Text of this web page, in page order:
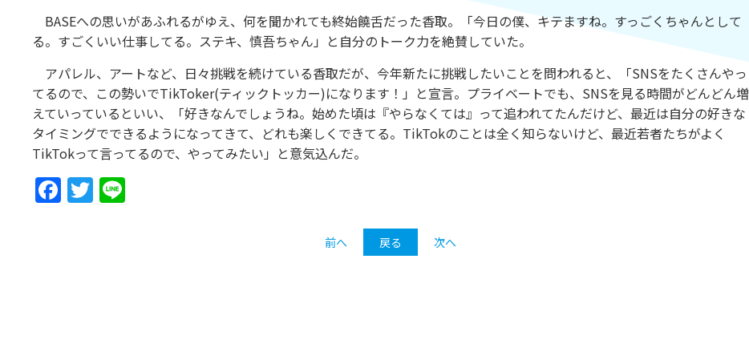
BASEへの思いがあふれるがゆえ、何を聞かれても終始饒舌だった香取。「今日の僕、キテますね。すっごくちゃんとして
る。すごくいい仕事してる。ステキ、慎吾ちゃん」と自分のトーク力を絶賛していた。
アパレル、アートなど、日々挑戦を続けている香取だが、今年新たに挑戦したいことを問われると、「SNSをたくさんやっ
てるので、この勢いでTikToker(ティックトッカー)になります！」と宣言。プライベートでも、SNSを見る時間がどんどん増
えていっているといい、「好きなんでしょうね。始めた頃は『やらなくては』って追われてたんだけど、最近は自分の好きな
タイミングでできるようになってきて、どれも楽しくできてる。TikTokのことは全く知らないけど、最近若者たちがよく
TikTokって言ってるので、やってみたい」と意気込んだ。
Facebook
Twitter
前へ 戻る 次へ